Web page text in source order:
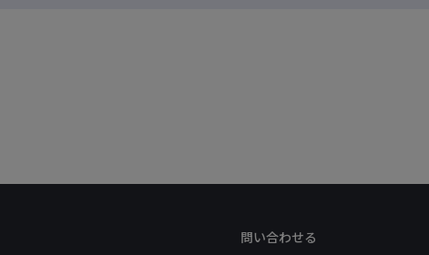
問い合わせる